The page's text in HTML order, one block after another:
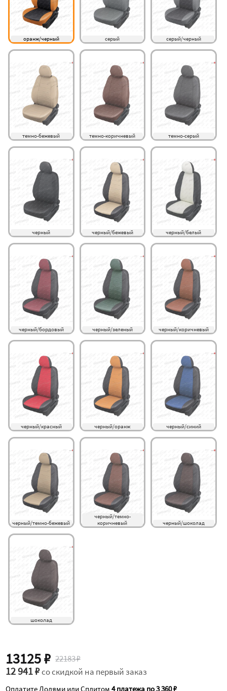
оранж/черный серый серый/черный
темно-бежевый темно-коричневый темно-серый
черный черный/бежевый черный/белый
черный/бордовый черный/зеленый черный/коричневый
черный/красный черный/оранж черный/синий
черный/темно-бежевый
черный/темно-
коричневый
черный/шоколад
шоколад
13125 ₽ 22183 ₽
12 941 ₽со скидкой на первый заказ
Оплатите Долями или Сплитом4 платежа по 3 360 ₽